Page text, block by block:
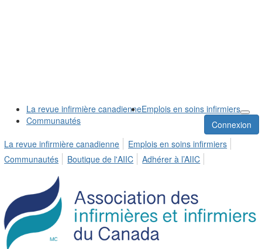
La revue infirmière canadienneEmplois en soins infirmiers
Communautés
Connexion
La revue infirmière canadienne
Emplois en soins infirmiers
Communautés
Boutique de l'AIIC Adhérer à l’AIIC